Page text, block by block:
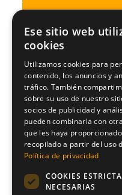
Ese sitio web
cookies
Utilizamos cookies para
contenido, los anuncios y
tráfico. También
sobre su uso de nuestro
socios de publicidad y
pueden combinarla con
que les haya
recopilado a partir del uso
Política de privacidad
COOKIES
NECESARIAS